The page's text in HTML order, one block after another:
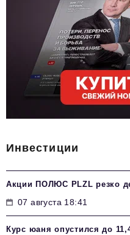
Инвестиции
Акции ПОЛЮС PLZL резко
07 августа 18:41
Курс юаня опустился до